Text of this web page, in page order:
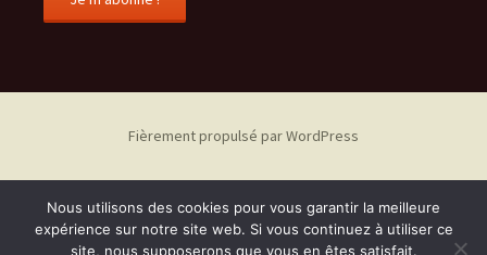
Fièrement propulsé par WordPress
Nous utilisons des cookies pour vous garantir la meilleure
expérience sur notre site web. Si vous continuez à utiliser ce
site, nous supposerons que vous en êtes satisfait.